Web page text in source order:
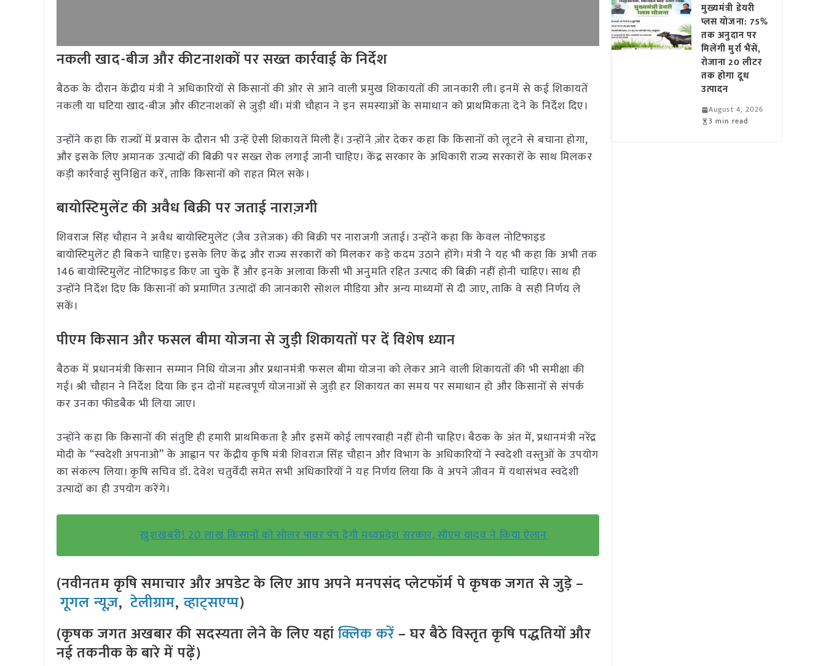
नकली खाद-बीज और कीटनाशकों पर सख्त कार्रवाई के निर्देश
बैठक के दौरान केंद्रीय मंत्री ने अधिकारियों से किसानों की ओर से आने वाली प्रमुख शिकायतों की जानकारी ली। इनमें से कई शिकायतें
नकली या घटिया खाद-बीज और कीटनाशकों से जुड़ी थीं। मंत्री चौहान ने इन समस्याओं के समाधान को प्राथमिकता देने के निर्देश दिए।
उन्होंने कहा कि राज्यों में प्रवास के दौरान भी उन्हें ऐसी शिकायतें मिली हैं। उन्होंने ज़ोर देकर कहा कि किसानों को लूटने से बचाना होगा,
और इसके लिए अमानक उत्पादों की बिक्री पर सख्त रोक लगाई जानी चाहिए। केंद्र सरकार के अधिकारी राज्य सरकारों के साथ मिलकर
कड़ी कार्रवाई सुनिश्चित करें, ताकि किसानों को राहत मिल सके।
बायोस्टिमुलेंट की अवैध बिक्री पर जताई नाराज़गी
शिवराज सिंह चौहान ने अवैध बायोस्टिमुलेंट (जैव उत्तेजक) की बिक्री पर नाराजगी जताई। उन्होंने कहा कि केवल नोटिफाइड
बायोस्टिमुलेंट ही बिकने चाहिए। इसके लिए केंद्र और राज्य सरकारों को मिलकर कड़े कदम उठाने होंगे। मंत्री ने यह भी कहा कि अभी तक
146 बायोस्टिमुलेंट नोटिफाइड किए जा चुके हैं और इनके अलावा किसी भी अनुमति रहित उत्पाद की बिक्री नहीं होनी चाहिए। साथ ही
उन्होंने निर्देश दिए कि किसानों को प्रमाणित उत्पादों की जानकारी सोशल मीडिया और अन्य माध्यमों से दी जाए, ताकि वे सही निर्णय ले
सकें।
पीएम किसान और फसल बीमा योजना से जुड़ी शिकायतों पर दें विशेष ध्यान
बैठक में प्रधानमंत्री किसान सम्मान निधि योजना और प्रधानमंत्री फसल बीमा योजना को लेकर आने वाली शिकायतों की भी समीक्षा की
गई। श्री चौहान ने निर्देश दिया कि इन दोनों महत्वपूर्ण योजनाओं से जुड़ी हर शिकायत का समय पर समाधान हो और किसानों से संपर्क
कर उनका फीडबैक भी लिया जाए।
उन्होंने कहा कि किसानों की संतुष्टि ही हमारी प्राथमिकता है और इसमें कोई लापरवाही नहीं होनी चाहिए। बैठक के अंत में, प्रधानमंत्री नरेंद्र
मोदी के “स्वदेशी अपनाओ” के आह्वान पर केंद्रीय कृषि मंत्री शिवराज सिंह चौहान और विभाग के अधिकारियों ने स्वदेशी वस्तुओं के उपयोग
का संकल्प लिया। कृषि सचिव डॉ. देवेश चतुर्वेदी समेत सभी अधिकारियों ने यह निर्णय लिया कि वे अपने जीवन में यथासंभव स्वदेशी
उत्पादों का ही उपयोग करेंगे।
खुशखबरी! 20 लाख किसानों को सोलर पावर पंप देगी मध्यप्रदेश सरकार, सीएम यादव ने किया ऐलान
(नवीनतम कृषि समाचार और अपडेट के लिए आप अपने मनपसंद प्लेटफॉर्म पे कृषक जगत से जुड़े –
गूगल न्यूज़,टेलीग्राम,व्हाट्सएप्प)
(कृषक जगत अखबार की सदस्यता लेने के लिए यहांक्लिक करें– घर बैठे विस्तृत कृषि पद्धतियों और
नई तकनीक के बारे में पढ़ें)
मुख्यमंत्री डेयरी
प्लस योजना: 75%
तक अनुदान पर
मिलेंगी मुर्रा भैंसें,
रोजाना 20 लीटर
तक होगा दूध
उत्पादन
August 4, 2026
3 min read